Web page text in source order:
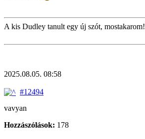
A kis Dudley tanult egy új szót, mostakarom!
2025.08.05. 08:58
#12494
vavyan
Hozzászólások: 178